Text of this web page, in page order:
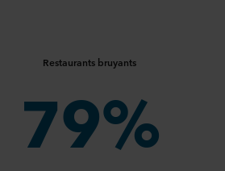
Restaurants bruyants
79%